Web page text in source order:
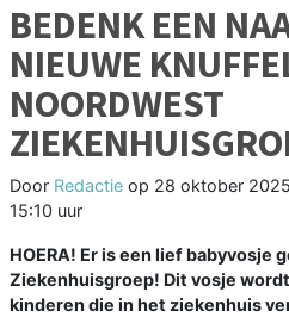
BEDENK EEN
NIEUWE
NOORDWEST
Door Redactie op 28 oktober
15:10 uur
HOERA! Er is een lief babyvosje
Ziekenhuisgroep! Dit vosje
kinderen die in het ziekenhuis